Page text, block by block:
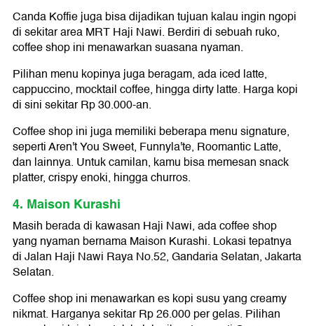
Canda Koffie juga bisa dijadikan tujuan kalau ingin ngopi
di sekitar area MRT Haji Nawi. Berdiri di sebuah ruko,
coffee shop ini menawarkan suasana nyaman.
Pilihan menu kopinya juga beragam, ada iced latte,
cappuccino, mocktail coffee, hingga dirty latte. Harga kopi
di sini sekitar Rp 30.000-an.
Coffee shop ini juga memiliki beberapa menu signature,
seperti Aren't You Sweet, Funnyla'te, Roomantic Latte,
dan lainnya. Untuk camilan, kamu bisa memesan snack
platter, crispy enoki, hingga churros.
4. Maison Kurashi
Masih berada di kawasan Haji Nawi, ada coffee shop
yang nyaman bernama Maison Kurashi. Lokasi tepatnya
di Jalan Haji Nawi Raya No.52, Gandaria Selatan, Jakarta
Selatan.
Coffee shop ini menawarkan es kopi susu yang creamy
nikmat. Harganya sekitar Rp 26.000 per gelas. Pilihan